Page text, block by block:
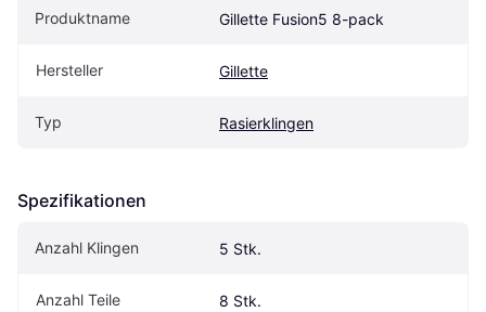
Produktname Gillette Fusion5 8-pack
Hersteller Gillette
Typ Rasierklingen
Spezifikationen
Anzahl Klingen 5 Stk.
Anzahl Teile 8 Stk.